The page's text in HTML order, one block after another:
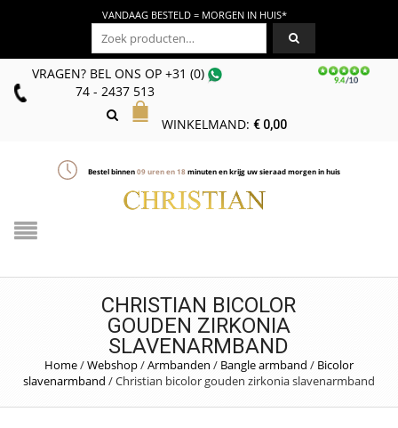
VANDAAG BESTELD = MORGEN IN HUIS*
Zoeken naar:
VRAGEN? BEL ONS OP+31 (0)
74 - 2437 513
WINKELMAND: €0,00
Bestel binnen09uren en18minuten en krijg uw sieraad morgen in huis
CHRISTIAN BICOLOR
GOUDEN ZIRKONIA
SLAVENARMBAND
Home/Webshop/Armbanden / Bangle armband / Bicolor
slavenarmband /Christian bicolor gouden zirkonia slavenarmband